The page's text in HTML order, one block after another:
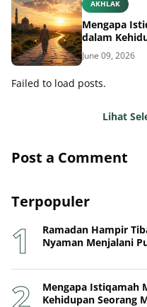
Mengapa
dalam
June 09, 2026
Failed to load posts.
Ramadan Hampir
Nyaman Menjalani
Mengapa Istiqamah
Kehidupan Seorang